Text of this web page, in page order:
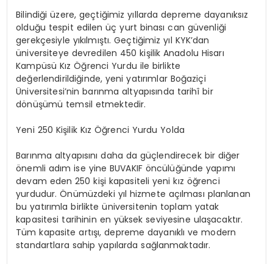
Bilindiği üzere, geçtiğimiz yıllarda depreme dayanıksız
olduğu tespit edilen üç yurt binası can güvenliği
gerekçesiyle yıkılmıştı. Geçtiğimiz yıl KYK’dan
üniversiteye devredilen 450 kişilik Anadolu Hisarı
Kampüsü Kız Öğrenci Yurdu ile birlikte
değerlendirildiğinde, yeni yatırımlar Boğaziçi
Üniversitesi’nin barınma altyapısında tarihî bir
dönüşümü temsil etmektedir.
Yeni 250 Kişilik Kız Öğrenci Yurdu Yolda
Barınma altyapısını daha da güçlendirecek bir diğer
önemli adım ise yine BUVAKIF öncülüğünde yapımı
devam eden 250 kişi kapasiteli yeni kız öğrenci
yurdudur. Önümüzdeki yıl hizmete açılması planlanan
bu yatırımla birlikte üniversitenin toplam yatak
kapasitesi tarihinin en yüksek seviyesine ulaşacaktır.
Tüm kapasite artışı, depreme dayanıklı ve modern
standartlara sahip yapılarda sağlanmaktadır.